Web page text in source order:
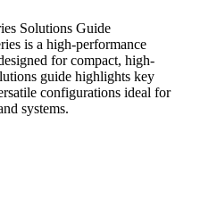
Solutions Guide
is a high-performance
for compact, high-
guide highlights key
configurations ideal for
systems.